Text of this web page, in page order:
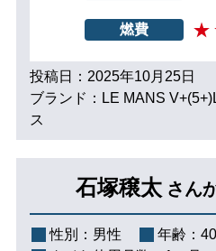
燃費
投稿日：2025年10月25日
ブランド：LE MANS
ス
石塚穣太 さん
性別： 男性 年齢：